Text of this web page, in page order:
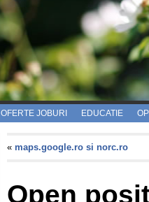
OFERTE JOBURI EDUCATIE
« maps.google.ro si norc.ro
Open